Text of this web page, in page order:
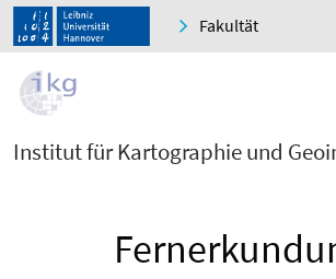
Fakultät
Institut für Kartographie und